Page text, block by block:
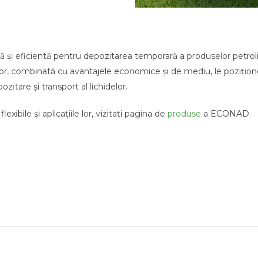
și eficientă pentru depozitarea temporară a produselor
combinată cu avantajele economice și de mediu, le
și transport al lichidelor.
și aplicațiile lor, vizitați pagina de produse a ECONAD.